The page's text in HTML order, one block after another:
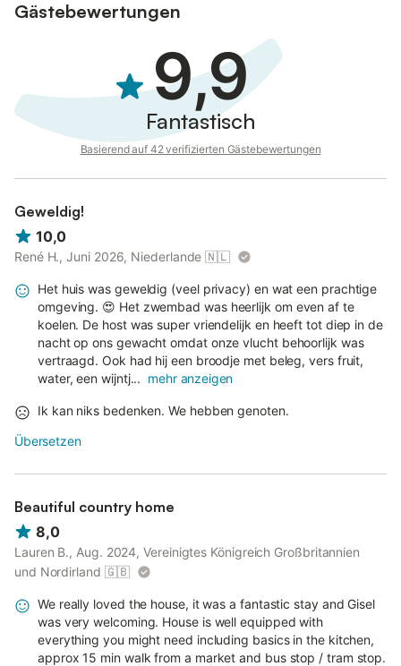
Gästebewertungen
9,9
Fantastisch
Basierend auf 42 verifizierten Gästebewertungen
Geweldig!
10,0
René H., Juni 2026, Niederlande 🇳🇱
Het huis was geweldig (veel privacy) en wat een prachtige
omgeving. 😍 Het zwembad was heerlijk om even af te
koelen. De host was super vriendelijk en heeft tot diep in de
nacht op ons gewacht omdat onze vlucht behoorlijk was
vertraagd. Ook had hij een broodje met beleg, vers fruit,
water, een wijntj... mehr anzeigen
Ik kan niks bedenken. We hebben genoten.
Übersetzen
Beautiful country home
8,0
Lauren B., Aug. 2024, Vereinigtes Königreich Großbritannien
und Nordirland 🇬🇧
We really loved the house, it was a fantastic stay and Gisel
was very welcoming. House is well equipped with
everything you might need including basics in the kitchen,
approx 15 min walk from a market and bus stop / tram stop.